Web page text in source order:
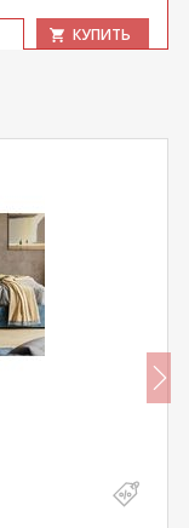
КУПИТЬ